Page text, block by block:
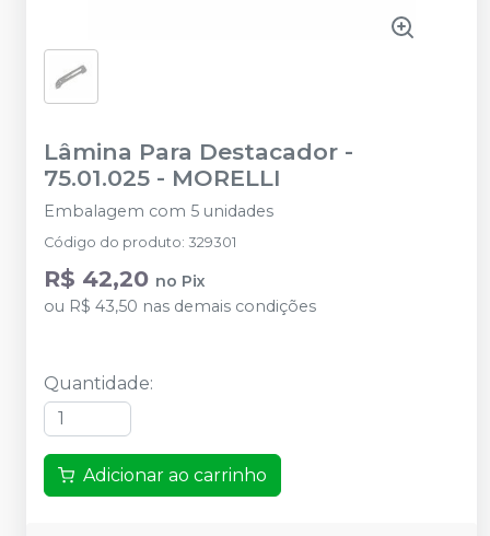
Lâmina Para Destacador -
75.01.025 - MORELLI
Embalagem com 5 unidades
Código do produto: 329301
R$ 42,20 no Pix
ou R$ 43,50 nas demais condições
Quantidade:
Adicionar ao carrinho